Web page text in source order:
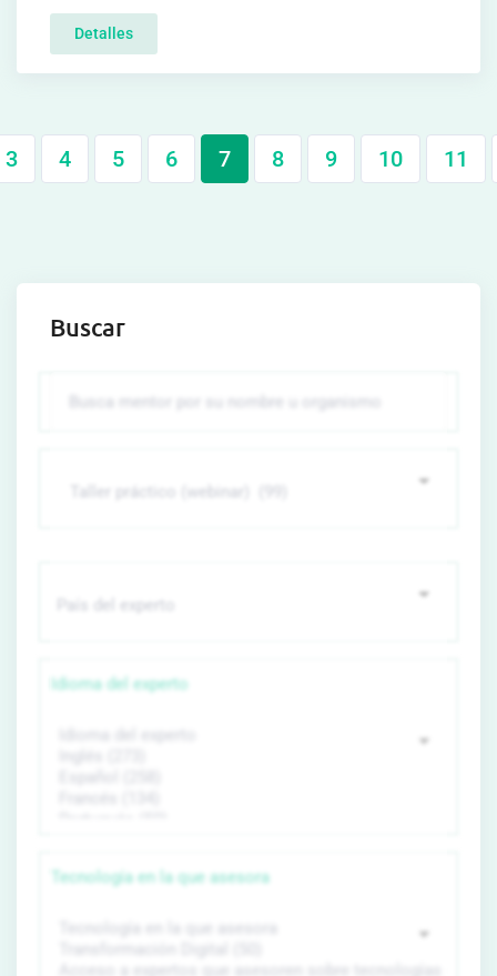
Detalles
3 4 5 6 7 8 9 10 11
Buscar
Idioma del experto
Tecnología en la que asesora